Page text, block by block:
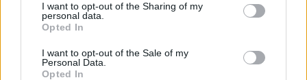
not limited to your visit or usage behaviour. You may click to
grant or deny consent to Google and its third-party tags to
use your data for below specified purposes in below Google
consent section.
I want to opt-out of the Sharing of my
personal data.
Opted In
I want to opt-out of the Sale of my
Personal Data.
Opted In
családjával: a feleségével, Minttuval és a két
gyermekével.